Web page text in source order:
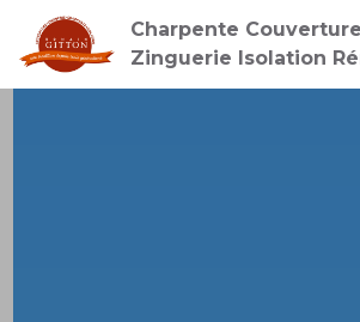
Charpente
Zinguerie Isolation